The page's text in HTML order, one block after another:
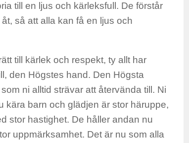
till en ljus och kärleksfull. De förstår
så att alla kan få en ljus och
till kärlek och respekt, ty allt har
den Högstes hand. Den Högsta
ni alltid strävar att återvända till. Ni
kära barn och glädjen är stor häruppe,
stor hastighet. De håller andan nu
uppmärksamhet. Det är nu som alla